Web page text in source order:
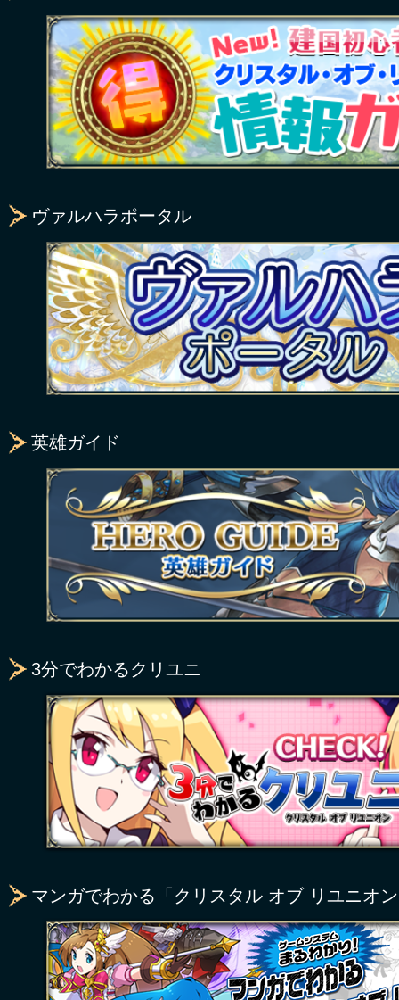
ヴァルハラポータル
英雄ガイド
3分でわかるクリユニ
マンガでわかる「クリスタル オブ リユニオ